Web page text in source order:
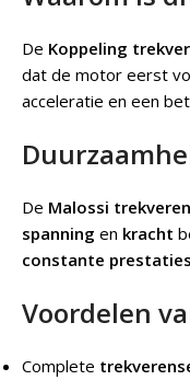
De Koppeling
dat de motor eerst
acceleratie en een
De Malossi trekveren
spanning en kracht
constante prestaties
Voordelen
Complete